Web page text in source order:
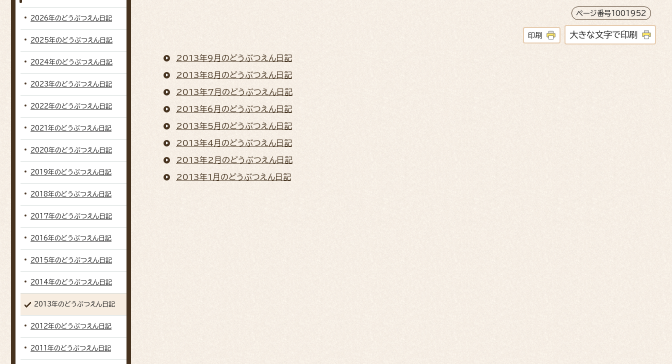
ページ番号1001952
印刷 大きな文字で印刷
2013年9月のどうぶつえん日記
2013年8月のどうぶつえん日記
2013年7月のどうぶつえん日記
2013年6月のどうぶつえん日記
2013年5月のどうぶつえん日記
2013年4月のどうぶつえん日記
2013年2月のどうぶつえん日記
2013年1月のどうぶつえん日記
2026年のどうぶつえん日記
2025年のどうぶつえん日記
2024年のどうぶつえん日記
2023年のどうぶつえん日記
2022年のどうぶつえん日記
2021年のどうぶつえん日記
2020年のどうぶつえん日記
2019年のどうぶつえん日記
2018年のどうぶつえん日記
2017年のどうぶつえん日記
2016年のどうぶつえん日記
2015年のどうぶつえん日記
2014年のどうぶつえん日記
2013年のどうぶつえん日記
2012年のどうぶつえん日記
2011年のどうぶつえん日記